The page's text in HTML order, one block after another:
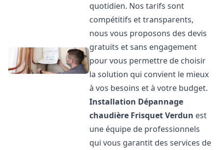
quotidien. Nos tarifs sont
compétitifs et transparents,
nous vous proposons des devis
gratuits et sans engagement
pour vous permettre de choisir
la solution qui convient le mieux
à vos besoins et à votre budget.
Installation Dépannage
chaudière FrisquetVerdun est
une équipe de professionnels
qui vous garantit des services de